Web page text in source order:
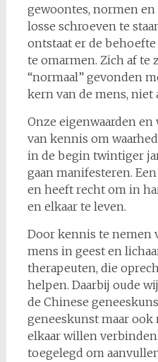
gewoontes, normen
losse schroeven te
ontstaat er de
te omarmen. Zich af te
“normaal” gevonden
kern van de mens, niet
Onze eigenwaarden
van kennis om
in de begin twintiger
gaan manifesteren.
en heeft recht om in
en elkaar te leven.
Door kennis te nemen
mens in geest en
therapeuten, die
helpen. Daarbij oude
de Chinese
geneeskunst maar
elkaar willen
toegelegd om